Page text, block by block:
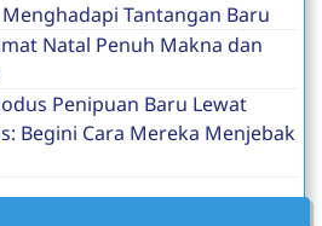
Tantangan Baru
Natal Penuh Makna dan
Penipuan Baru Lewat
Begini Cara Mereka Menjebak